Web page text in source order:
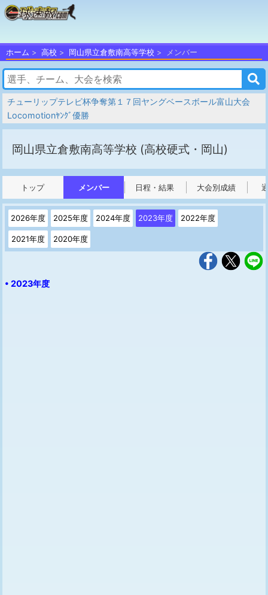
ホーム 高校 岡山県立倉敷南高等学校 メンバー
チューリップテレビ杯争奪第１７回ヤングベースボール富山大会
Locomotionﾔﾝｸﾞ優勝
岡山県立倉敷南高等学校 (高校硬式・岡山)
トップ メンバー 日程・結果 大会別成績
2026年度 2025年度 2024年度 2023年度 2022年度
2021年度 2020年度
• 2023年度